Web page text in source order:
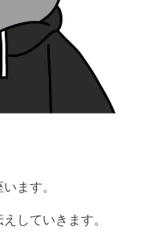
ます。
していきます。